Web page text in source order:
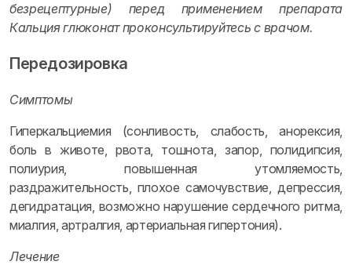
безрецептурные) перед применением препарата
Кальция глюконат проконсультируйтесь с врачом.
Передозировка
Симптомы
Гиперкальциемия (сонливость, слабость, анорексия,
боль в животе, рвота, тошнота, запор, полидипсия,
полиурия, повышенная утомляемость,
раздражительность, плохое самочувствие, депрессия,
дегидратация, возможно нарушение сердечного ритма,
миалгия, артралгия, артериальная гипертония).
Лечение